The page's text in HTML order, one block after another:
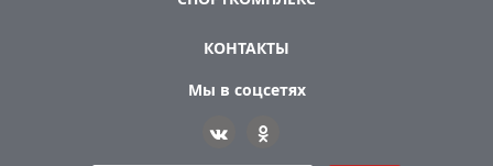
КОНТАКТЫ
Мы в соцсетях